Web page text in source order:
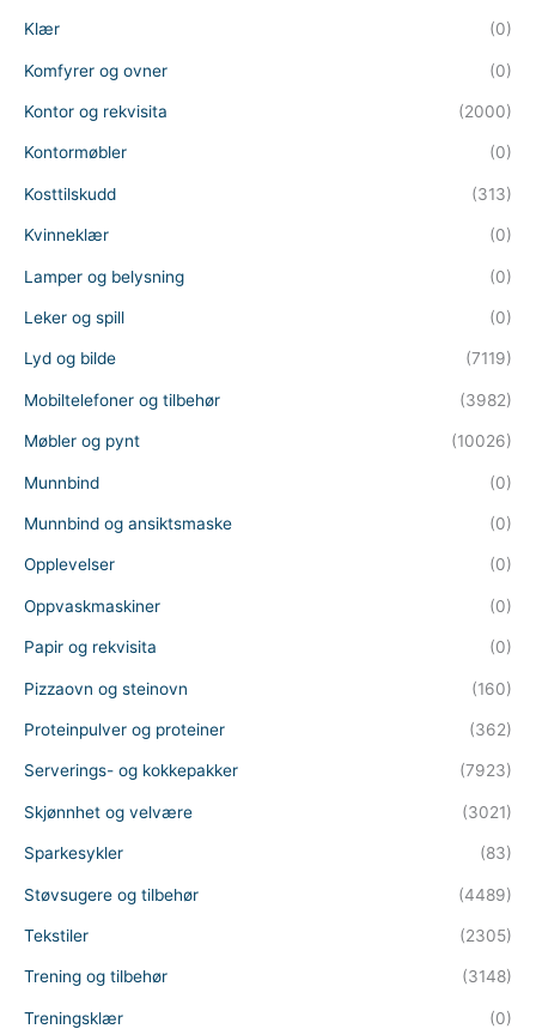
Klær (0)
Komfyrer og ovner (0)
Kontor og rekvisita (2000)
Kontormøbler (0)
Kosttilskudd (313)
Kvinneklær (0)
Lamper og belysning (0)
Leker og spill (0)
Lyd og bilde (7119)
Mobiltelefoner og tilbehør (3982)
Møbler og pynt (10026)
Munnbind (0)
Munnbind og ansiktsmaske (0)
Opplevelser (0)
Oppvaskmaskiner (0)
Papir og rekvisita (0)
Pizzaovn og steinovn (160)
Proteinpulver og proteiner (362)
Serverings- og kokkepakker (7923)
Skjønnhet og velvære (3021)
Sparkesykler (83)
Støvsugere og tilbehør (4489)
Tekstiler (2305)
Trening og tilbehør (3148)
Treningsklær (0)